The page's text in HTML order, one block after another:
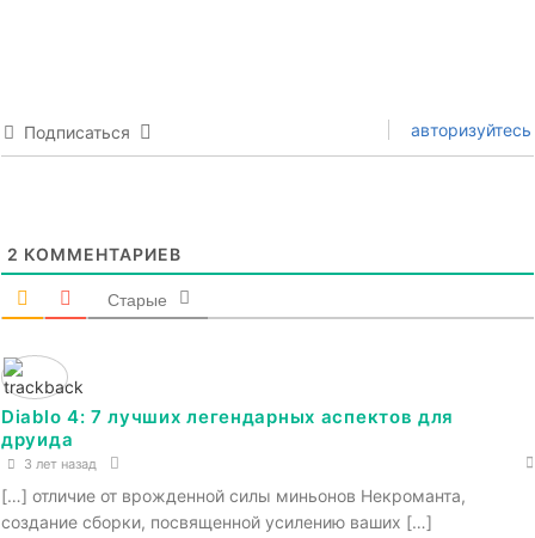
Подписаться авторизуйтесь
2 КОММЕНТАРИЕВ
Старые
Diablo 4: 7 лучших легендарных аспектов для
друида
3 лет назад
[…] отличие от врожденной силы миньонов Некроманта,
создание сборки, посвященной усилению ваших […]